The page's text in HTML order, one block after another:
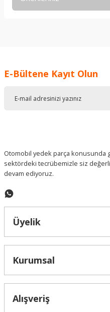
Ürün resmi kalitesiz, bozuk
E-Bültene Kayıt Olun
Otomobil yedek parça konusunda
sektördeki tecrübemizle siz
devam ediyoruz.
Üyelik
Kurumsal
Alışveriş